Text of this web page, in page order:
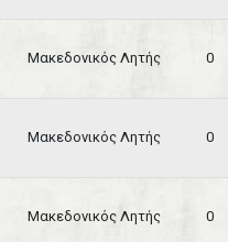
Μακεδονικός Λητής 0
Μακεδονικός Λητής 0
Μακεδονικός Λητής 0